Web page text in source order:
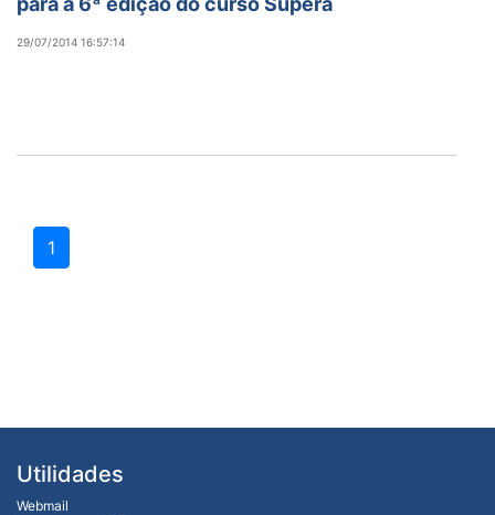
29/07/2014 16:57:14
1
Utilidades
Webmail